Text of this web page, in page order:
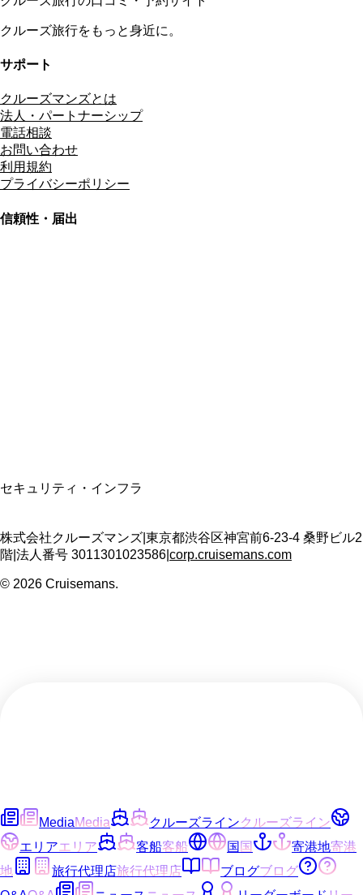
クルーズ旅行をもっと身近に。
サポート
クルーズマンズとは
法人・パートナーシップ
電話相談
お問い合わせ
利用規約
プライバシーポリシー
信頼性・届出
セキュリティ・インフラ
株式会社クルーズマンズ 東京都渋谷区神宮前6-23-4 桑野ビル2
階 法人番号 3011301023586 corp.cruisemans.com
© 2026 Cruisemans.
MediaMedia クルーズラインクルーズライン
エリアエリア 客船客船 国国 寄港地寄港
地
旅行代理店旅行代理店 ブログブログ